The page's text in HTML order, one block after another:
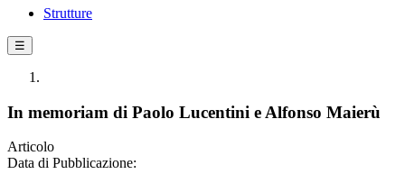
Strutture
☰
In memoriam di Paolo Lucentini e Alfonso Maierù
Articolo
Data di Pubblicazione: